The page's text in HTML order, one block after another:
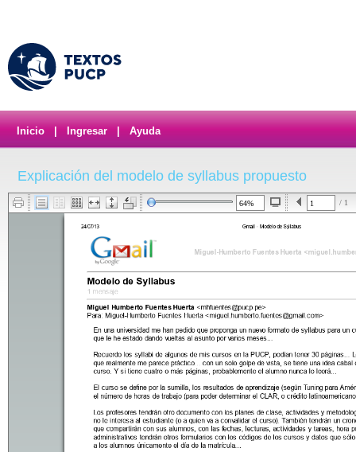
Inicio Ingresar Ayuda
Explicación del modelo de syllabus propuesto
/ 1